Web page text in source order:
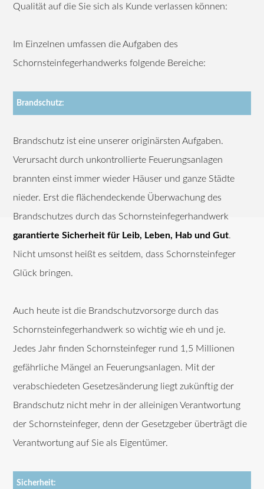
Qualität auf die Sie sich als Kunde verlassen können:
Im Einzelnen umfassen die Aufgaben des
Schornsteinfegerhandwerks folgende Bereiche:
Brandschutz:
Brandschutz ist eine unserer originärsten Aufgaben.
Verursacht durch unkontrollierte Feuerungsanlagen
brannten einst immer wieder Häuser und ganze Städte
nieder. Erst die flächendeckende Überwachung des
Brandschutzes durch das Schornsteinfegerhandwerk
garantierte Sicherheit für Leib, Leben, Hab und Gut.
Nicht umsonst heißt es seitdem, dass Schornsteinfeger
Glück bringen.
Auch heute ist die Brandschutzvorsorge durch das
Schornsteinfegerhandwerk so wichtig wie eh und je.
Jedes Jahr finden Schornsteinfeger rund 1,5 Millionen
gefährliche Mängel an Feuerungsanlagen. Mit der
verabschiedeten Gesetzesänderung liegt zukünftig der
Brandschutz nicht mehr in der alleinigen Verantwortung
der Schornsteinfeger, denn der Gesetzgeber überträgt die
Verantwortung auf Sie als Eigentümer.
Sicherheit: